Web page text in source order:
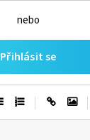
nebo
Přihlásit se